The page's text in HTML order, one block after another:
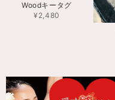
Woodキータグ
¥2,480